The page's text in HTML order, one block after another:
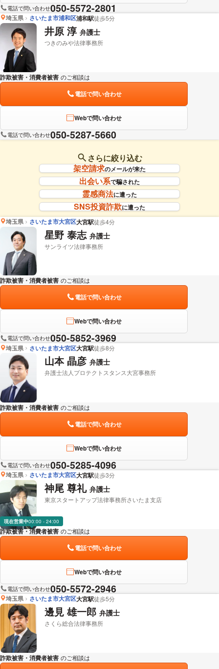
電話で問い合わせ050-5572-2801
埼玉県 さいたま市浦和区浦和駅徒歩5分
井原 淳 弁護士
つきのみや法律事務所
詐欺被害・消費者被害 のご相談は
電話で問い合わせ
Webで問い合わせ
電話で問い合わせ050-5287-5660
さらに絞り込む
架空請求のメールが来た
出会い系で騙された
霊感商法に遭った
SNS投資詐欺に遭った
埼玉県
さいたま市大宮区大宮駅徒歩4分
星野 泰志 弁護士
サンライツ法律事務所
詐欺被害・消費者被害 のご相談は
電話で問い合わせ
Webで問い合わせ
電話で問い合わせ050-5852-3969
埼玉県 さいたま市大宮区大宮駅徒歩8分
山本 晶彦 弁護士
弁護士法人プロテクトスタンス大宮事務所
詐欺被害・消費者被害 のご相談は
電話で問い合わせ
Webで問い合わせ
電話で問い合わせ050-5285-4096
埼玉県 さいたま市大宮区大宮駅徒歩3分
神尾 尊礼 弁護士
東京スタートアップ法律事務所さいたま支店
現在営業中00:00 - 24:00
詐欺被害・消費者被害 のご相談は
電話で問い合わせ
Webで問い合わせ
電話で問い合わせ050-5572-2946
埼玉県 さいたま市大宮区大宮駅徒歩5分
邊見 雄一郎 弁護士
さくら総合法律事務所
詐欺被害・消費者被害 のご相談は